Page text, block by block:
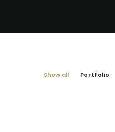
Show all Portfolio